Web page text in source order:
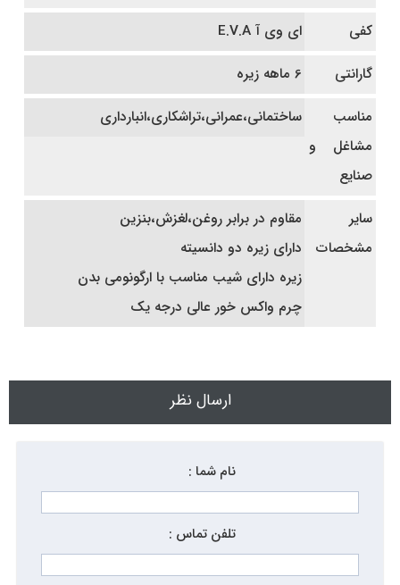
کفی
ای وی آ E.V.A
گارانتی
6 ماهه زیره
مناسب
مشاغل و
صنایع
ساختمانی،عمرانی،تراشکاری،انبارداری
سایر
مشخصات
مقاوم در برابر روغن،لغزش،بنزین
دارای زیره دو دانسیته
زیره دارای شیب مناسب با ارگونومی بدن
چرم واکس خور عالی درجه یک
ارسال نظر
نام شما :
تلفن تماس :